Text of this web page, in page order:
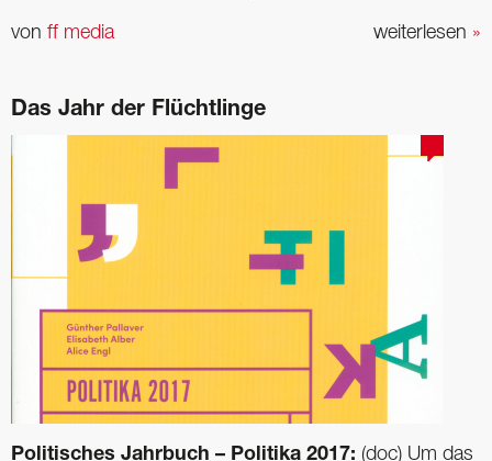
weiterlesen »
von ff media
Das Jahr der Flüchtlinge
Politisches Jahrbuch – Politika 2017: (doc) Um das